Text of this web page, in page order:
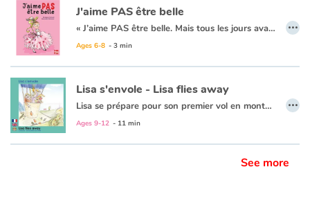
J'aime PAS être belle
« J’aime PAS être belle. Mais tous les jours avant d’aller à l’école, Maman vérifie si : ma robe est bien repassée, mes cheveux bien coiffés, mes collants bien tirés, mes chaussures bien cirées. »Et, tous les matins, c’est la même cérémonie :« Comme elle est belle ! », me dit-on à longueur de temps. Hors de question de loucher ou de mettre les doigts dans son nez !Le pire, c’est le jour de la photo de classe.
Ages 6-8 - 3 min
…
Lisa s'envole - Lisa flies away
Lisa se prépare pour son premier vol en montgolfière avec son père. Oscillant entre excitation et peur des trous d’air, Lisa observe la terre vue du ciel et notamment tous les sportifs qui s’adonnent à leurs activités de plein air favorites en ce jour radieux.
Le texte est en français et en anglais.
Ages 9-12 - 11 min
…
See more